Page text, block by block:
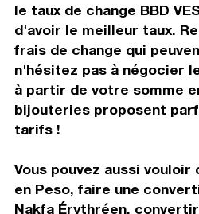
le taux de change BBD
d'avoir le meilleur taux.
frais de change qui
n'hésitez pas à négocier
à partir de votre somme
bijouteries proposent
tarifs !
Vous pouvez aussi vouloir
en Peso, faire une
Nakfa Érythréen,